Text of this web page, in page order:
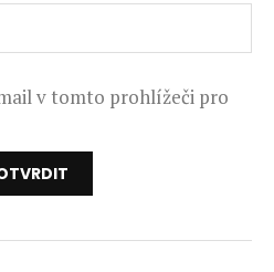
v tomto prohlížeči pro